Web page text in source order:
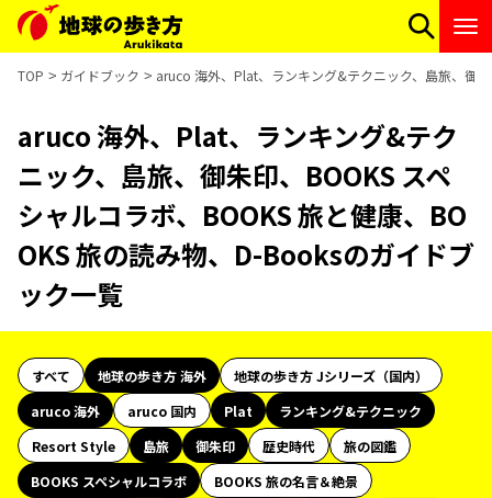
TOP ガイドブック aruco 海外、Plat、ランキング&テクニック、島旅、御
aruco 海外、Plat、ランキング&テク
ニック、島旅、御朱印、BOOKS スペ
シャルコラボ、BOOKS 旅と健康、BO
OKS 旅の読み物、D-Booksのガイドブ
ック一覧
すべて 地球の歩き方 海外
地球の歩き方 Jシリーズ（国内）
aruco 海外
aruco 国内 Plat
ランキング&テクニック
Resort Style
島旅 御朱印 歴史時代
旅の図鑑
BOOKS スペシャルコラボ
BOOKS 旅の名言＆絶景